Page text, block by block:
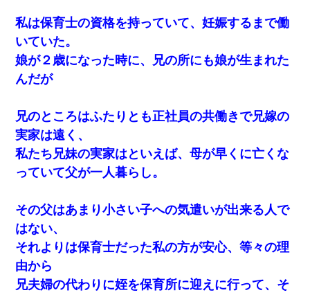
私は保育士の資格を持っていて、妊娠するまで働
いていた。
娘が２歳になった時に、兄の所にも娘が生まれた
んだが
兄のところはふたりとも正社員の共働きで兄嫁の
実家は遠く、
私たち兄妹の実家はといえば、母が早くに亡くな
っていて父が一人暮らし。
その父はあまり小さい子への気遣いが出来る人で
はない、
それよりは保育士だった私の方が安心、等々の理
由から
兄夫婦の代わりに姪を保育所に迎えに行って、そ